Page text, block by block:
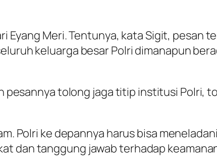
Eyang Meri. Tentunya, kata Sigit, pesan
keluarga besar Polri dimanapun
pesannya tolong jaga titip institusi Polri,
Polri ke depannya harus bisa
dan tanggung jawab terhadap